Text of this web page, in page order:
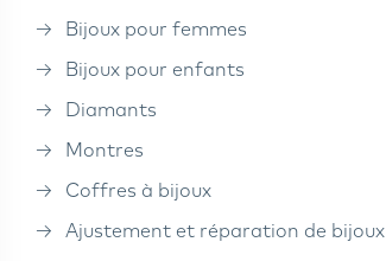
Bijoux pour femmes
Bijoux pour enfants
Diamants
Montres
Coffres à bijoux
Ajustement et réparation de bijoux